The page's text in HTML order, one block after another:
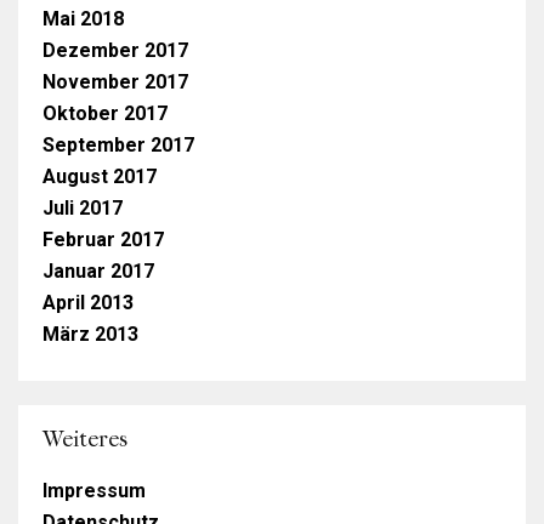
Mai 2018
Dezember 2017
November 2017
Oktober 2017
September 2017
August 2017
Juli 2017
Februar 2017
Januar 2017
April 2013
März 2013
Weiteres
Impressum